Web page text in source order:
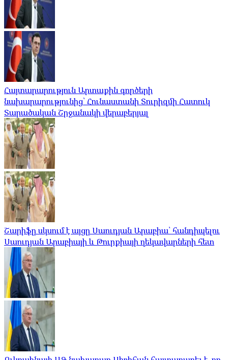
Հայտարարություն Արտաքին գործերի
նախարարությունից՝ Հունաստանի Տուրիզմի Հատուկ
Տարածական Շրջանակի վերաբերյալ
Շարիֆը սկսում է այցը Սաուդյան Արաբիա՝ հանդիպելու
Սաուդյան Արաբիայի և Թուրքիայի ղեկավարների հետ